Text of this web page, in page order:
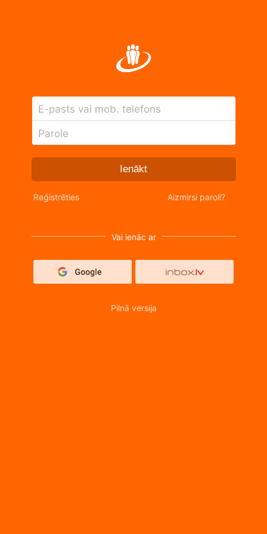
E-pasts vai mob. telefons
Parole
Ienākt
Reģistrēties Aizmirsi paroli?
Vai ienāc ar
Pilnā versija